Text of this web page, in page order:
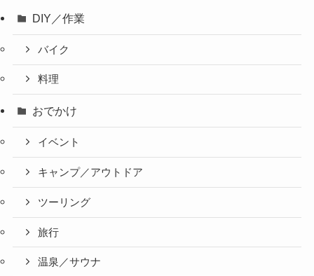
DIY／作業
バイク
料理
おでかけ
イベント
キャンプ／アウトドア
ツーリング
旅行
温泉／サウナ